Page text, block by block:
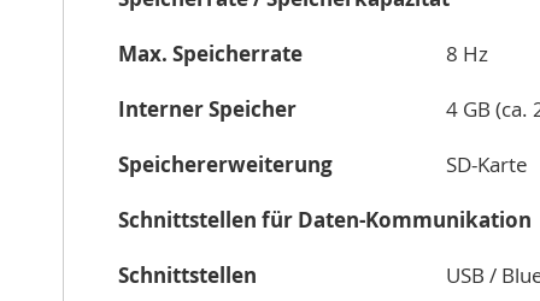
Max. Speicherrate
8 Hz
Interner Speicher
4 GB (ca.
Speichererweiterung
SD-Karte
Schnittstellen für Daten-Kommunikation
Schnittstellen
USB /